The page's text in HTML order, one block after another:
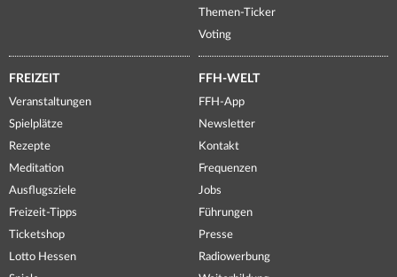
Themen-Ticker
Voting
FREIZEIT
Veranstaltungen
Spielplätze
Rezepte
Meditation
Ausflugsziele
Freizeit-Tipps
Ticketshop
Lotto Hessen
FFH-WELT
FFH-App
Newsletter
Kontakt
Frequenzen
Jobs
Führungen
Presse
Radiowerbung